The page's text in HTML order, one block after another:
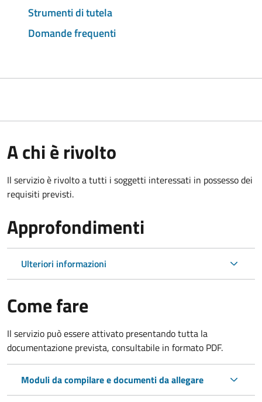
Strumenti di tutela
Domande frequenti
A chi è rivolto
Il servizio è rivolto a tutti i soggetti interessati in possesso dei
requisiti previsti.
Approfondimenti
Ulteriori informazioni
Come fare
Il servizio può essere attivato presentando tutta la
documentazione prevista, consultabile in formato PDF.
Moduli da compilare e documenti da allegare